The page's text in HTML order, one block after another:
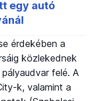
érdekében a
közlekednek
felé. A
k, valamint a